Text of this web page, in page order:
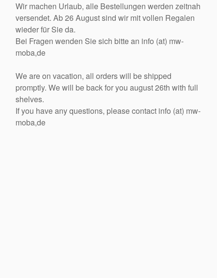
Wir machen Urlaub, alle Bestellungen werden zeitnah
versendet. Ab 26 August sind wir mit vollen Regalen
wieder für Sie da.
Bei Fragen wenden Sie sich bitte an info (at) mw-
moba,de
We are on vacation, all orders will be shipped
promptly. We will be back for you august 26th with full
shelves.
If you have any questions, please contact info (at) mw-
moba,de